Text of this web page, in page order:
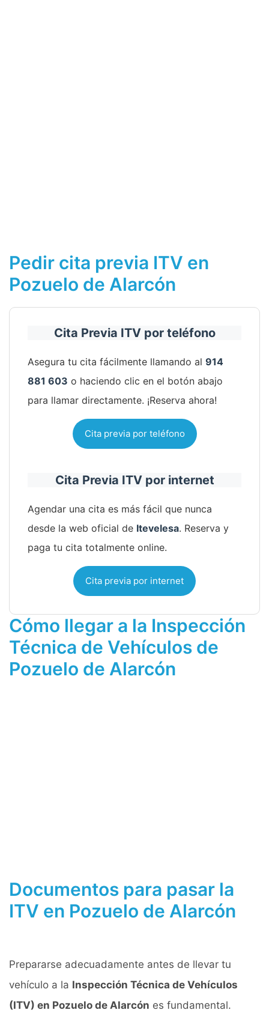
Pedir cita previa ITV en
Pozuelo de Alarcón
Cita Previa ITV por teléfono
Asegura tu cita fácilmente llamando al 914
881 603 o haciendo clic en el botón abajo
para llamar directamente. ¡Reserva ahora!
Cita previa por teléfono
Cita Previa ITV por internet
Agendar una cita es más fácil que nunca
desde la web oficial de Itevelesa. Reserva y
paga tu cita totalmente online.
Cita previa por internet
Cómo llegar a la Inspección
Técnica de Vehículos de
Pozuelo de Alarcón
Documentos para pasar la
ITV en Pozuelo de Alarcón
Prepararse adecuadamente antes de llevar tu
vehículo a la Inspección Técnica de Vehículos
(ITV) en Pozuelo de Alarcón es fundamental.